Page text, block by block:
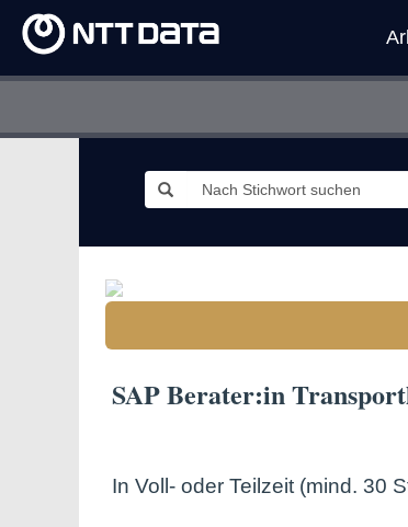
SAP Berater:in
In Voll- oder Teilzeit (mind. 30